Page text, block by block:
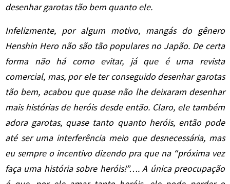
desenhar garotas tão bem quanto ele.
Infelizmente, por algum motivo, mangás do gênero
Henshin Hero não são tão populares no Japão. De certa
forma não há como evitar, já que é uma revista
comercial, mas, por ele ter conseguido desenhar garotas
tão bem, acabou que quase não lhe deixaram desenhar
mais histórias de heróis desde então. Claro, ele também
adora garotas, quase tanto quanto heróis, então pode
até ser uma interferência meio que desnecessária, mas
eu sempre o incentivo dizendo pra que na “próxima vez
faça uma história sobre heróis!”…. A única preocupação